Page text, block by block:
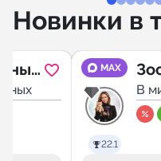
Новинки в
MAX
22.1
В